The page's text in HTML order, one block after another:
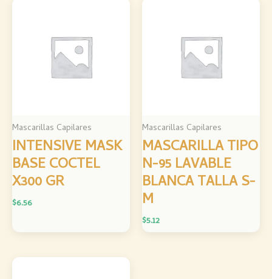
Mascarillas Capilares
INTENSIVE MASK
BASE COCTEL
X300 GR
$6.56
Mascarillas Capilares
MASCARILLA TIPO
N-95 LAVABLE
BLANCA TALLA S-
M
$5.12